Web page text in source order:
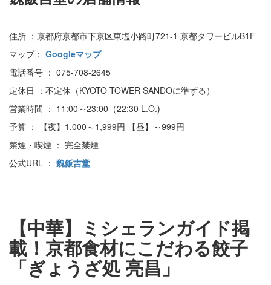
住所 ：京都府京都市下京区東塩小路町721-1 京都タワービルB1F
マップ： Googleマップ
電話番号 ： 075-708-2645
定休日 ：不定休（KYOTO TOWER SANDOに準ずる）
営業時間 ： 11:00～23:00（22:30 L.O.)
予算 ： 【夜】1,000～1,999円 【昼】～999円
禁煙・喫煙 ： 完全禁煙
公式URL ： 魏飯吉堂
【中華】ミシェランガイド掲
載！京都食材にこだわる餃子
「ぎょうざ処 亮昌」